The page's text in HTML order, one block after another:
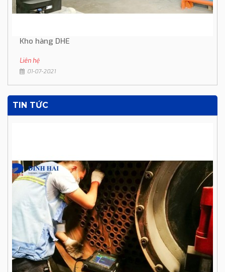
Kho hàng DHE
Liên hệ
01-07-2021
TIN TỨC